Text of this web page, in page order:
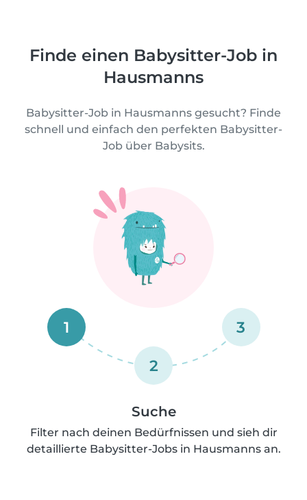
Finde einen Babysitter-Job in
Hausmanns
Babysitter-Job in Hausmanns gesucht? Finde
schnell und einfach den perfekten Babysitter-
Job über Babysits.
1
2
3
Suche
Filter nach deinen Bedürfnissen und sieh dir
detaillierte Babysitter-Jobs in Hausmanns an.